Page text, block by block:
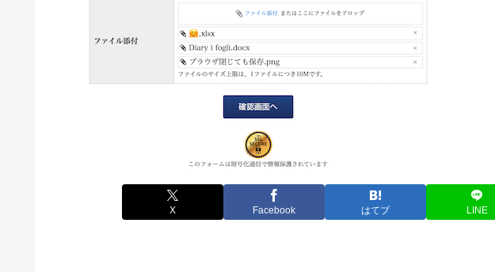
X Facebook はてブ LINE